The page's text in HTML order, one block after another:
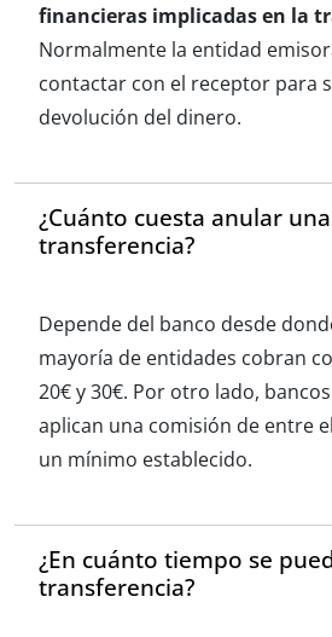
financieras implicadas en la
Normalmente la entidad
contactar con el receptor para
devolución del dinero.
¿Cuánto cuesta anular una
transferencia?
Depende del banco desde
mayoría de entidades cobran
20€ y 30€. Por otro lado,
aplican una comisión de entre
un mínimo establecido.
¿En cuánto tiempo se
transferencia?